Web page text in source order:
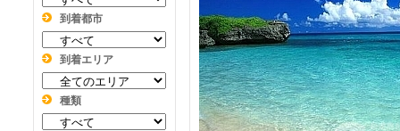
到着都市
到着エリア
種類